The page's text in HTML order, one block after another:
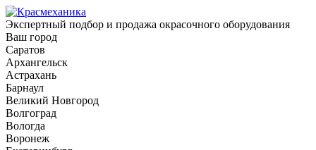
Экспертный подбор и продажа окрасочного оборудования
Ваш город
Саратов
Архангельск
Астрахань
Барнаул
Великий Новгород
Волгоград
Вологда
Воронеж